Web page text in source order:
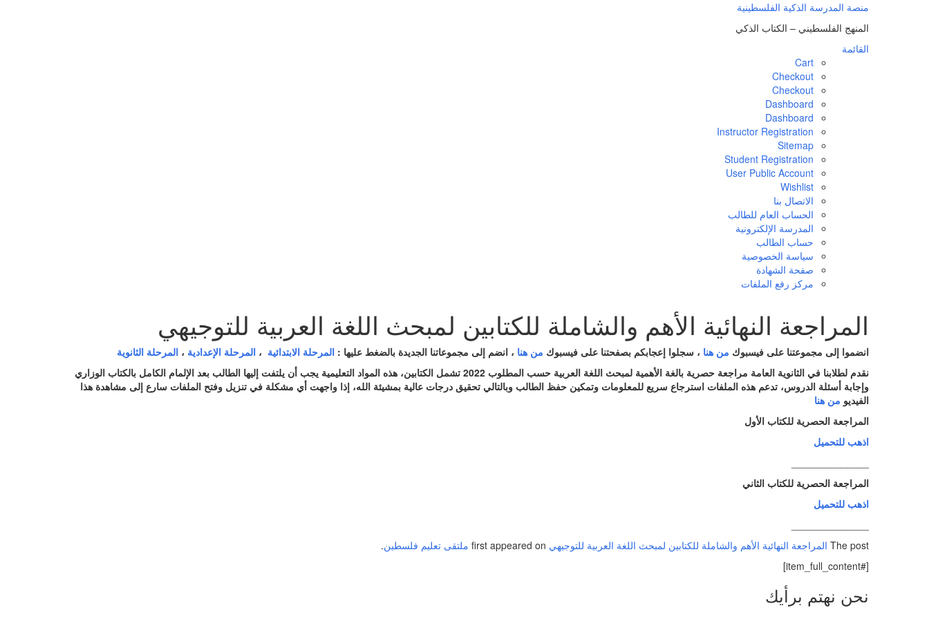
منصة المدرسة الذكية الفلسطينية
المنهج الفلسطيني – الكتاب الذكي
القائمة
Cart
Checkout
Checkout
Dashboard
Dashboard
Instructor Registration
Sitemap
Student Registration
User Public Account
Wishlist
الاتصال بنا
الحساب العام للطالب
المدرسة الإلكترونية
حساب الطالب
سياسة الخصوصية
صفحة الشهادة
مركز رفع الملفات
المراجعة النهائية الأهم والشاملة للكتابين لمبحث اللغة العربية للتوجيهي
انضموا إلى مجموعتنا على فيسبوك من هنا ، سجلوا إعجابكم بصفحتنا على فيسبوك من هنا ، انضم إلى مجموعاتنا الجديدة بالضغط عليها : المرحلة الابتدائية ، المرحلة الإعدادية ، المرحلة الثانوية
نقدم لطلابنا في الثانوية العامة مراجعة حصرية بالغة الأهمية لمبحث اللغة العربية حسب المطلوب 2022 تشمل الكتابين
، هذه المواد التعليمية يجب أن يلتفت إليها الطالب بعد الإلمام الكامل بالكتاب الوزاري
وإجابة أسئلة الدروس، تدعم هذه الملفات استرجاع سريع للمعلومات وتمكين حفظ الطالب وبالتالي تحقيق درجات عالية بمشيئة الله، إذا واجهت أي مشكلة في تنزيل وفتح الملفات سارع إلى مشاهدة هذا
الفيديو من هنا
المراجعة الحصرية للكتاب الأول
اذهب للتحميل
المراجعة الحصرية للكتاب الثاني
اذهب للتحميل
The post المراجعة النهائية الأهم والشاملة للكتابين لمبحث اللغة العربية للتوجيهي ملتقى تعليم فلسطين.
[#item_full_content]
نحن نهتم برأيك